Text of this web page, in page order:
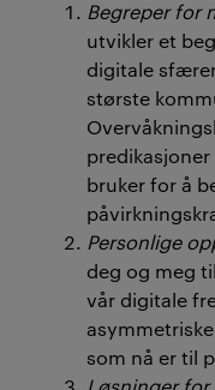
Begreper for
utvikler et
digitale
største
bruker for å
Personlige
deg og meg
vår digitale
som nå er til